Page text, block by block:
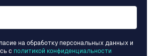
на обработку персональных данных и
c политикой конфиденциальности